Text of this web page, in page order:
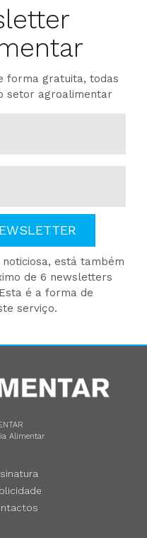
forma gratuita, todas
setor agroalimentar
está também
de 6 newsletters
é a forma de
serviço.
Alimentar